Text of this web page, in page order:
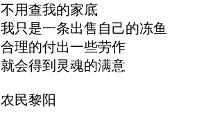
不用查我的家底
我只是一条出售自己的冻鱼
合理的付出一些劳作
就会得到灵魂的满意
农民黎阳